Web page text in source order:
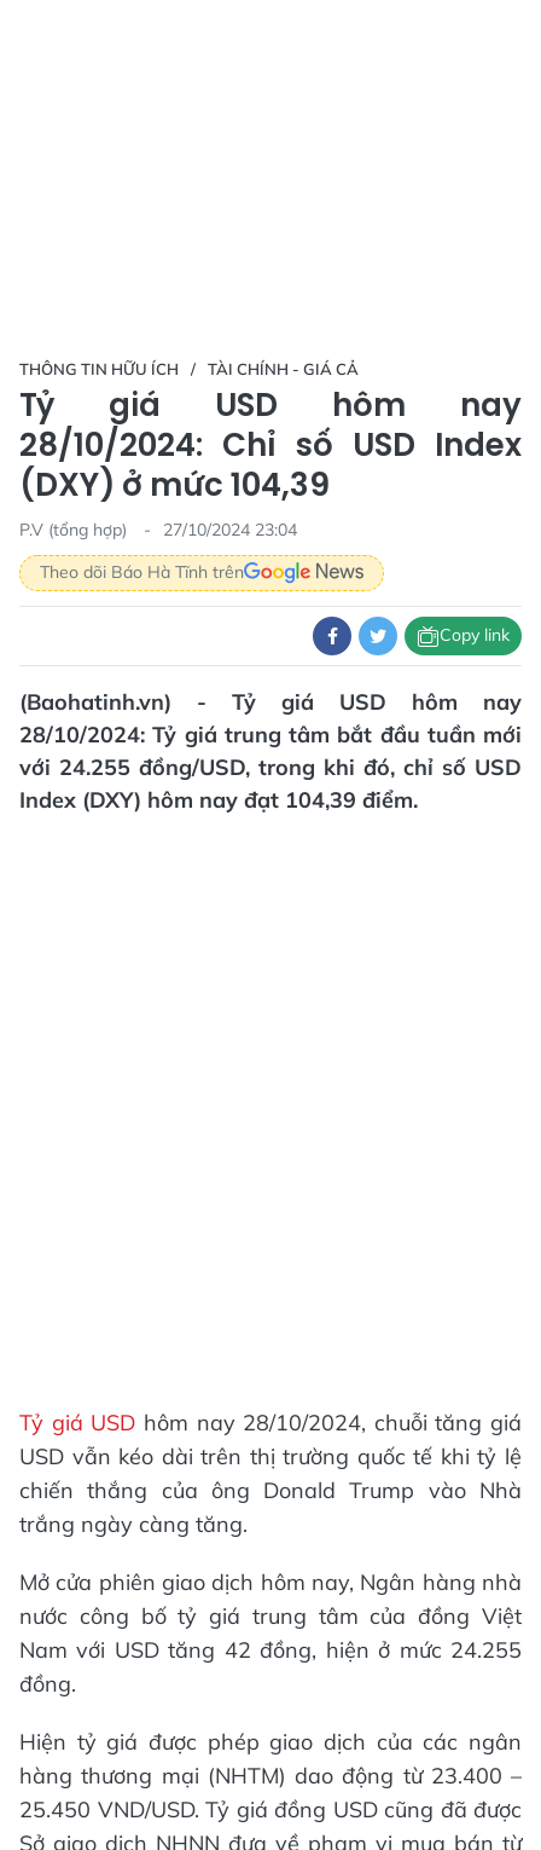
THÔNG TIN HỮU ÍCH TÀI CHÍNH - GIÁ CẢ
Tỷ giá USD hôm nay
28/10/2024: Chỉ số USD Index
(DXY) ở mức 104,39
P.V (tổng hợp)
27/10/2024 23:04
Theo dõi Báo Hà Tĩnh trên
Copy link
(Baohatinh.vn) - Tỷ giá USD hôm nay
28/10/2024: Tỷ giá trung tâm bắt đầu tuần mới
với 24.255 đồng/USD, trong khi đó, chỉ số USD
Index (DXY) hôm nay đạt 104,39 điểm.
Tỷ giá USD hôm nay 28/10/2024, chuỗi tăng giá
USD vẫn kéo dài trên thị trường quốc tế khi tỷ lệ
chiến thắng của ông Donald Trump vào Nhà
trắng ngày càng tăng.
Mở cửa phiên giao dịch hôm nay, Ngân hàng nhà
nước công bố tỷ giá trung tâm của đồng Việt
Nam với USD tăng 42 đồng, hiện ở mức 24.255
đồng.
Hiện tỷ giá được phép giao dịch của các ngân
hàng thương mại (NHTM) dao động từ 23.400 –
25.450 VND/USD. Tỷ giá đồng USD cũng đã được
Sở giao dịch NHNN đưa về phạm vi mua bán từ